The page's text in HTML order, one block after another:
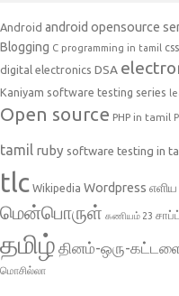
Android android opensource
Blogging C programming in tamil css
digital electronics DSA
Kaniyam software testing series
Open source PHP in tamil
tamil ruby software testing in
tlc Wikipedia Wordpress எளிய
மென்பொருள் கணியம் 23
தமிழ் தினம்-ஒரு-
மொசில்லா